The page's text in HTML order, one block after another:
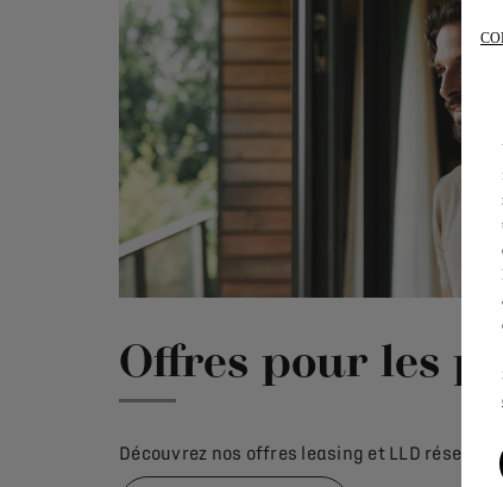
Offres pour les
Découvrez nos offres leasing et LLD